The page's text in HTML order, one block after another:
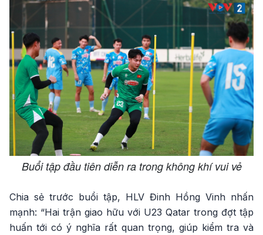
Buổi tập đầu tiên diễn ra trong không khí vui vẻ
Chia sẻ trước buổi tập, HLV Đinh Hồng Vinh nhấn
mạnh: “Hai trận giao hữu với U23 Qatar trong đợt tập
huấn tới có ý nghĩa rất quan trọng, giúp kiểm tra và